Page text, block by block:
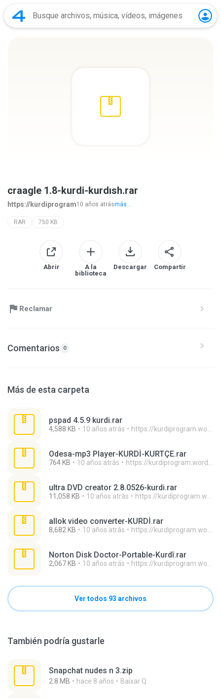
craagle 1.8-kurdi-kurdısh.rar
https://kurdiprogram10 años atrásmás...
RAR 750 KB
Abrir
A la
biblioteca
Descargar Compartir
Reclamar
Comentarios 0
Más de esta carpeta
pspad 4.5.9 kurdi.rar
4,588 KB 10 años atrás https://kurdiprogram.wordpress.com/ H.
Odesa-mp3 Player-KURDİ-KURTÇE.rar
764 KB 10 años atrás https://kurdiprogram.wordpress.com/ H.
ultra DVD creator 2.8.0526-kurdi.rar
11,058 KB 10 años atrás https://kurdiprogram.wordpress.com/ H.
allok video converter-KURDİ.rar
8,682 KB 10 años atrás https://kurdiprogram.wordpress.com/ H.
Norton Disk Doctor-Portable-Kurdî.rar
2,067 KB 10 años atrás https://kurdiprogram.wordpress.com/ H.
Ver todos 93 archivos
También podría gustarle
Snapchat nudes n 3.zip
2.8 MB hace 8 años Baixar Q.